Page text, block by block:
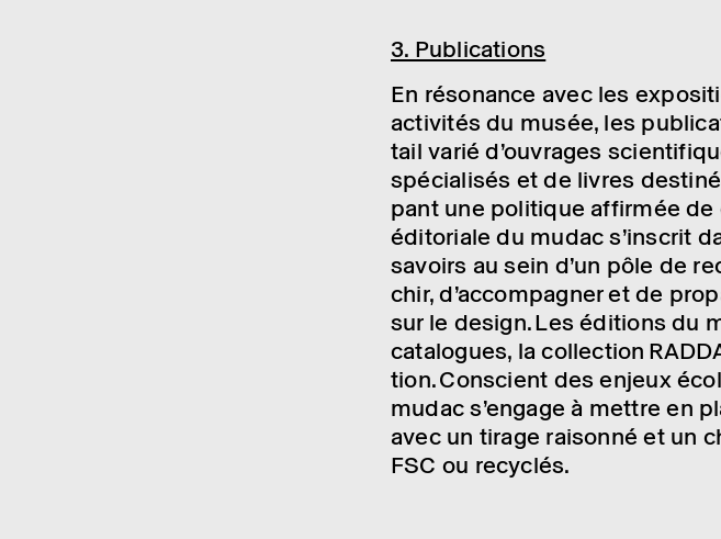
3. Publi­ca­tions
En réso­nance avec les
acti­vi­tés du musée, les
tail varié d’ou­vrages
spécia­li­sés et de livres
pant une poli­tique affir­mée
édito­riale du mudac s’ins­crit
savoirs au sein d’un pôle de
chir, d’ac­com­pa­gner et de
sur le design. Les éditions du
cata­logues, la collec­tion
tion. Conscient des enjeux
mudac s’en­gage à mettre en
avec un tirage raisonné et un
FSC ou recy­clés.